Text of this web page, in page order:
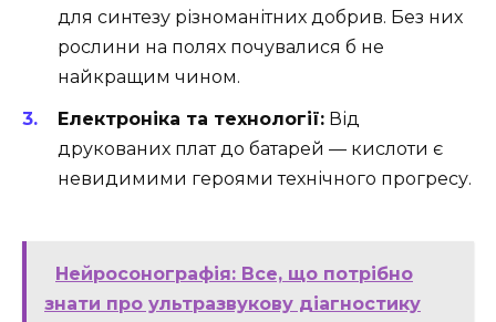
для синтезу різноманітних добрив. Без них
рослини на полях почувалися б не
найкращим чином.
Електроніка та технології: Від
друкованих плат до батарей — кислоти є
невидимими героями технічного прогресу.
Нейросонографія: Все, що потрібно
знати про ультразвукову діагностику